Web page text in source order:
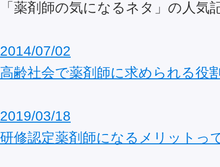
「薬剤師の気になるネタ」の人気
2014/07/02
高齢社会で薬剤師に求められる役
2019/03/18
研修認定薬剤師になるメリットっ